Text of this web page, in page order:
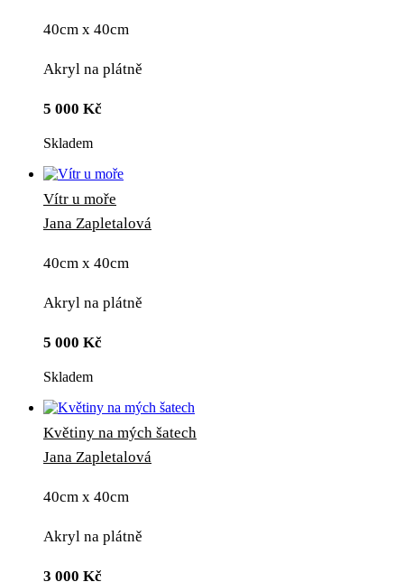
40cm x 40cm
Akryl na plátně
5 000 Kč
Skladem
Vítr u moře
Jana Zapletalová
40cm x 40cm
Akryl na plátně
5 000 Kč
Skladem
Květiny na mých šatech
Jana Zapletalová
40cm x 40cm
Akryl na plátně
3 000 Kč